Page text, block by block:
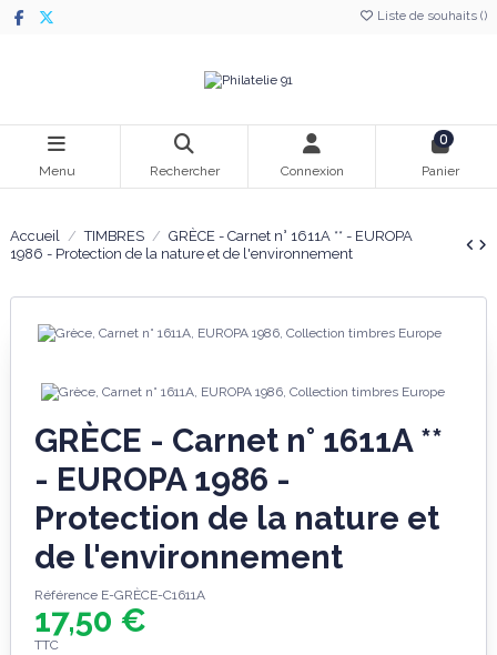
Liste de souhaits ()
Menu Rechercher Connexion
0
Panier
Accueil TIMBRES
GRÈCE - Carnet n° 1611A ** - EUROPA
1986 - Protection de la nature et de l'environnement
GRÈCE - Carnet n° 1611A **
- EUROPA 1986 -
Protection de la nature et
de l'environnement
Référence E-GRÈCE-C1611A
17,50 €
TTC